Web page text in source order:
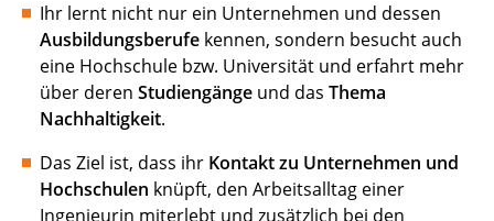
Ihr lernt nicht nur ein Unternehmen und dessen
Ausbildungsberufe kennen, sondern besucht auch
eine Hochschule bzw. Universität und erfahrt mehr
über deren Studiengänge und das Thema
Nachhaltigkeit.
Das Ziel ist, dass ihr Kontakt zu Unternehmen und
Hochschulen knüpft, den Arbeitsalltag einer
Ingenieurin miterlebt und zusätzlich bei den